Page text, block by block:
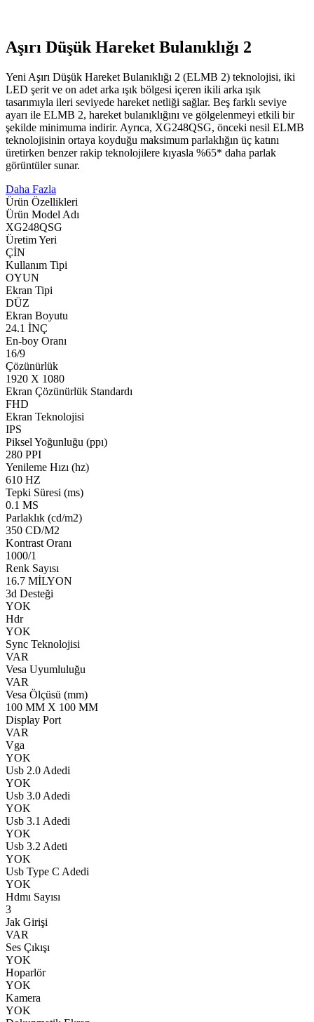
Aşırı Düşük Hareket Bulanıklığı 2
Yeni Aşırı Düşük Hareket Bulanıklığı 2 (ELMB 2) teknolojisi, iki
LED şerit ve on adet arka ışık bölgesi içeren ikili arka ışık
tasarımıyla ileri seviyede hareket netliği sağlar. Beş farklı seviye
ayarı ile ELMB 2, hareket bulanıklığını ve gölgelenmeyi etkili bir
şekilde minimuma indirir. Ayrıca, XG248QSG, önceki nesil ELMB
teknolojisinin ortaya koyduğu maksimum parlaklığın üç katını
üretirken benzer rakip teknolojilere kıyasla %65* daha parlak
görüntüler sunar.
Daha Fazla
Ürün Özellikleri
Ürün Model Adı
XG248QSG
Üretim Yeri
ÇİN
Kullanım Tipi
OYUN
Ekran Tipi
DÜZ
Ekran Boyutu
24.1 İNÇ
En-boy Oranı
16/9
Çözünürlük
1920 X 1080
Ekran Çözünürlük Standardı
FHD
Ekran Teknolojisi
IPS
Piksel Yoğunluğu (ppı)
280 PPI
Yenileme Hızı (hz)
610 HZ
Tepki Süresi (ms)
0.1 MS
Parlaklık (cd/m2)
350 CD/M2
Kontrast Oranı
1000/1
Renk Sayısı
16.7 MİLYON
3d Desteği
YOK
Hdr
YOK
Sync Teknolojisi
VAR
Vesa Uyumluluğu
VAR
Vesa Ölçüsü (mm)
100 MM X 100 MM
Display Port
VAR
Vga
YOK
Usb 2.0 Adedi
YOK
Usb 3.0 Adedi
YOK
Usb 3.1 Adedi
YOK
Usb 3.2 Adeti
YOK
Usb Type C Adedi
YOK
Hdmı Sayısı
3
Jak Girişi
VAR
Ses Çıkışı
YOK
Hoparlör
YOK
Kamera
YOK